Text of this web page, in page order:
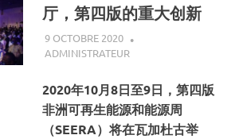
厅，第四版的重大创新
9 OCTOBRE 2020
ADMINISTRATEURACTUALITÉ
2020年10月8日至9日，第四版
非洲可再生能源和能源周
（SEERA）将在瓦加杜古举